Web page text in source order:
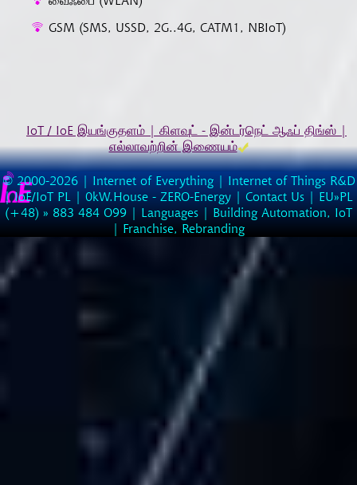
GSM (SMS, USSD, 2G..4G, CATM1, NBIoT)
IoT / IoE இயங்குதளம் | கிளவுட் - இன்டர்நெட் ஆஃப் திங்ஸ் |
எல்லாவற்றின் இணையம்
© 2000-2026 | Internet of Everything | Internet of Things R&D
|IoE/IoT PL | 0kW.House - ZERO-Energy | Contact Us | EU»PL
(+48) » 883 484 O99 | Languages | Building Automation, IoT
| Franchise, Rebranding